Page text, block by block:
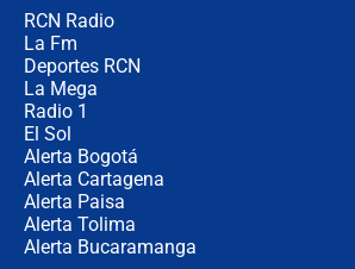
RCN Radio
La Fm
Deportes RCN
La Mega
Radio 1
El Sol
Alerta Bogotá
Alerta Cartagena
Alerta Paisa
Alerta Tolima
Alerta Bucaramanga